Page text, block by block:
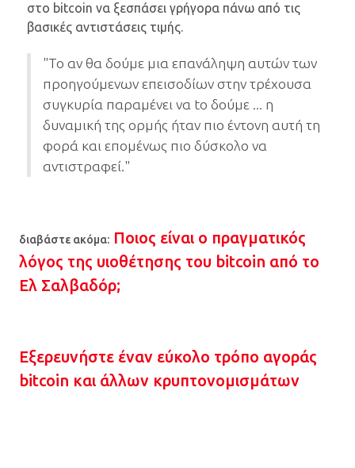
στο bitcoin να ξεσπάσει γρήγορα πάνω από τις
βασικές αντιστάσεις τιμής.
"Το αν θα δούμε μια επανάληψη αυτών των
προηγούμενων επεισοδίων στην τρέχουσα
συγκυρία παραμένει να to δούμε ... η
δυναμική της ορμής ήταν πιο έντονη αυτή τη
φορά και επομένως πιο δύσκολο να
αντιστραφεί."
διαβάστε ακόμα: Ποιος είναι ο πραγματικός
λόγος της υιοθέτησης του bitcoin από το
Ελ Σαλβαδόρ;
Εξερευνήστε έναν εύκολο τρόπο αγοράς
bitcoin και άλλων κρυπτονομισμάτων